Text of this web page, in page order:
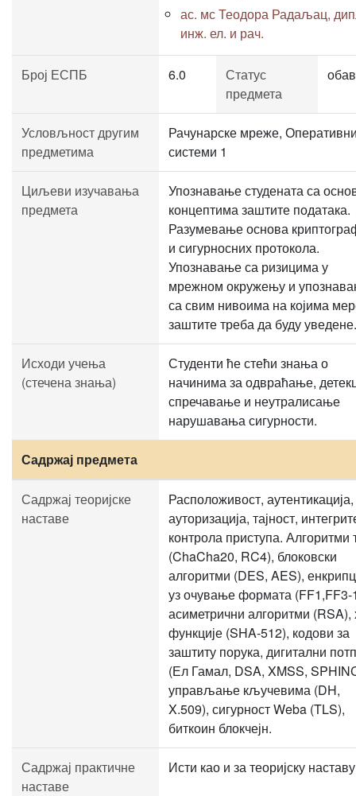
ас. мс Теодора Радаљац,
инж. ел. и рач.
Број ЕСПБ 6.0
Статус
предмета
Условљност другим
предметима
Рачунарске мреже,
системи 1
Циљеви изучавања
предмета
Упознавање студената са
концептима заштите података.
Разумевање основа
и сигурносних протокола.
Упознавање са ризицима у
мрежном окружењу и
са свим нивоима на којима
заштите треба да буду уведене.
Исходи учења
(стечена знања)
Студенти ће стећи знања о
начинима за одвраћање,
спречавање и неутралисање
нарушавања сигурности.
Садржај предмета
Садржај теоријске
наставе
Расположивост, аутентикација,
ауторизација, тајност,
контрола приступа. Алгоритми
(ChaCha20, RC4), блоковски
алгоритми (DES, AES),
уз очување формата (FF1,FF3-
асиметрични алгоритми
функције (SHA-512), кодови за
заштиту порука, дигитални
(Ел Гамал, DSA, XMSS,
управљање кључевима (DH,
X.509), сигурност Weba (TLS),
биткоин блокчејн.
Садржај практичне
наставе
Исти као и за теоријску